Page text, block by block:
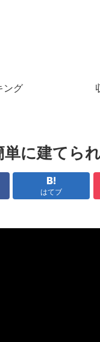
ング
に建てら
はてブ